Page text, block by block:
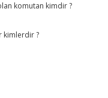
komutan kimdir ?
kimlerdir ?